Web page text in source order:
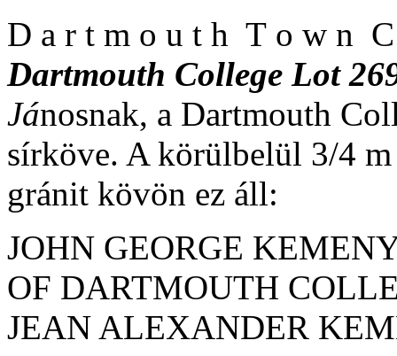
D a r t m o u t h T o w n
Dartmouth College Lot
Jánosnak, a Dartmouth
sírköve. A körülbelül 3/4
gránit kövön ez áll:
JOHN GEORGE
OF DARTMOUTH
JEAN ALEXANDER